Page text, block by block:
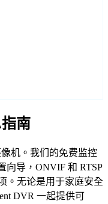
南
机。我们的免费监控
向导，ONVIF 和 RTSP
。无论是用于家庭安全
DVR 一起提供可